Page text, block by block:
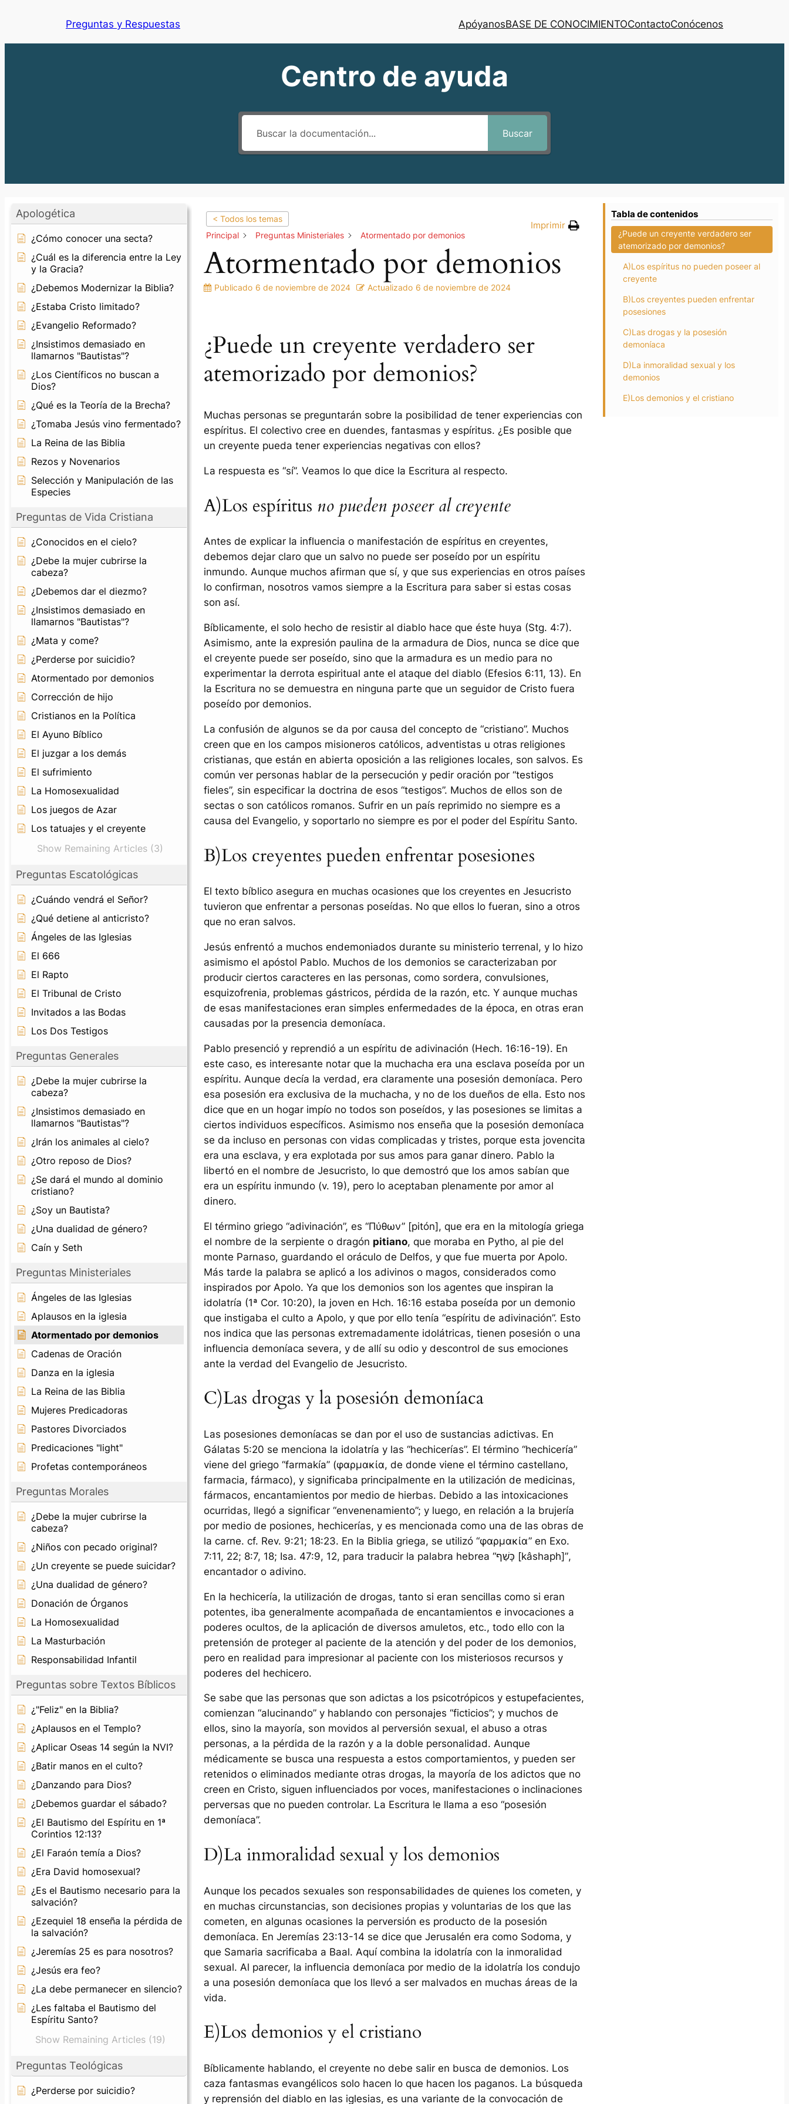
Preguntas y Respuestas ApóyanosBASE DE CONOCIMIENTOContactoConócenos
Centro de ayuda
Buscar
Apologética
¿Cómo conocer una secta?
¿Cuál es la diferencia entre la Ley
y la Gracia?
¿Debemos Modernizar la Biblia?
¿Estaba Cristo limitado?
¿Evangelio Reformado?
¿Insistimos demasiado en
llamarnos "Bautistas"?
¿Los Científicos no buscan a
Dios?
¿Qué es la Teoría de la Brecha?
¿Tomaba Jesús vino fermentado?
La Reina de las Biblia
Rezos y Novenarios
Selección y Manipulación de las
Especies
Preguntas de Vida Cristiana
¿Conocidos en el cielo?
¿Debe la mujer cubrirse la
cabeza?
¿Debemos dar el diezmo?
¿Insistimos demasiado en
llamarnos "Bautistas"?
¿Mata y come?
¿Perderse por suicidio?
Atormentado por demonios
Corrección de hijo
Cristianos en la Política
El Ayuno Bíblico
El juzgar a los demás
El sufrimiento
La Homosexualidad
Los juegos de Azar
Los tatuajes y el creyente
Show Remaining Articles (3)
Preguntas Escatológicas
¿Cuándo vendrá el Señor?
¿Qué detiene al anticristo?
Ángeles de las Iglesias
El 666
El Rapto
El Tribunal de Cristo
Invitados a las Bodas
Los Dos Testigos
Preguntas Generales
¿Debe la mujer cubrirse la
cabeza?
¿Insistimos demasiado en
llamarnos "Bautistas"?
¿Irán los animales al cielo?
¿Otro reposo de Dios?
¿Se dará el mundo al dominio
cristiano?
¿Soy un Bautista?
¿Una dualidad de género?
Caín y Seth
Preguntas Ministeriales
Ángeles de las Iglesias
Aplausos en la iglesia
Atormentado por demonios
Cadenas de Oración
Danza en la iglesia
La Reina de las Biblia
Mujeres Predicadoras
Pastores Divorciados
Predicaciones "light"
Profetas contemporáneos
Preguntas Morales
¿Debe la mujer cubrirse la
cabeza?
¿Niños con pecado original?
¿Un creyente se puede suicidar?
¿Una dualidad de género?
Donación de Órganos
La Homosexualidad
La Masturbación
Responsabilidad Infantil
Preguntas sobre Textos Bíblicos
¿"Feliz" en la Biblia?
¿Aplausos en el Templo?
¿Aplicar Oseas 14 según la NVI?
¿Batir manos en el culto?
¿Danzando para Dios?
¿Debemos guardar el sábado?
¿El Bautismo del Espíritu en 1ª
Corintios 12:13?
¿El Faraón temía a Dios?
¿Era David homosexual?
¿Es el Bautismo necesario para la
salvación?
¿Ezequiel 18 enseña la pérdida de
la salvación?
¿Jeremías 25 es para nosotros?
¿Jesús era feo?
¿La debe permanecer en silencio?
¿Les faltaba el Bautismo del
Espíritu Santo?
Show Remaining Articles (19)
Preguntas Teológicas
¿Perderse por suicidio?
< Todos los temas
Principal
Preguntas Ministeriales Atormentado por demonios
Imprimir
Atormentado por demonios
Publicado 6 de noviembre de 2024 Actualizado 6 de noviembre de 2024
¿Puede un creyente verdadero ser
atemorizado por demonios?
Muchas personas se preguntarán sobre la posibilidad de tener experiencias con
espíritus. El colectivo cree en duendes, fantasmas y espíritus. ¿Es posible que
un creyente pueda tener experiencias negativas con ellos?
La respuesta es “sí”. Veamos lo que dice la Escritura al respecto.
A)Los espíritus no pueden poseer al creyente
Antes de explicar la influencia o manifestación de espíritus en creyentes,
debemos dejar claro que un salvo no puede ser poseído por un espíritu
inmundo. Aunque muchos afirman que sí, y que sus experiencias en otros países
lo confirman, nosotros vamos siempre a la Escritura para saber si estas cosas
son así.
Bíblicamente, el solo hecho de resistir al diablo hace que éste huya (Stg. 4:7).
Asimismo, ante la expresión paulina de la armadura de Dios, nunca se dice que
el creyente puede ser poseído, sino que la armadura es un medio para no
experimentar la derrota espiritual ante el ataque del diablo (Efesios 6:11, 13). En
la Escritura no se demuestra en ninguna parte que un seguidor de Cristo fuera
poseído por demonios.
La confusión de algunos se da por causa del concepto de “cristiano”. Muchos
creen que en los campos misioneros católicos, adventistas u otras religiones
cristianas, que están en abierta oposición a las religiones locales, son salvos. Es
común ver personas hablar de la persecución y pedir oración por “testigos
fieles”, sin especificar la doctrina de esos “testigos”. Muchos de ellos son de
sectas o son católicos romanos. Sufrir en un país reprimido no siempre es a
causa del Evangelio, y soportarlo no siempre es por el poder del Espíritu Santo.
B)Los creyentes pueden enfrentar posesiones
El texto bíblico asegura en muchas ocasiones que los creyentes en Jesucristo
tuvieron que enfrentar a personas poseídas. No que ellos lo fueran, sino a otros
que no eran salvos.
Jesús enfrentó a muchos endemoniados durante su ministerio terrenal, y lo hizo
asimismo el apóstol Pablo. Muchos de los demonios se caracterizaban por
producir ciertos caracteres en las personas, como sordera, convulsiones,
esquizofrenia, problemas gástricos, pérdida de la razón, etc. Y aunque muchas
de esas manifestaciones eran simples enfermedades de la época, en otras eran
causadas por la presencia demoníaca.
Pablo presenció y reprendió a un espíritu de adivinación (Hech. 16:16-19). En
este caso, es interesante notar que la muchacha era una esclava poseída por un
espíritu. Aunque decía la verdad, era claramente una posesión demoníaca. Pero
esa posesión era exclusiva de la muchacha, y no de los dueños de ella. Esto nos
dice que en un hogar impío no todos son poseídos, y las posesiones se limitas a
ciertos individuos específicos. Asimismo nos enseña que la posesión demoníaca
se da incluso en personas con vidas complicadas y tristes, porque esta jovencita
era una esclava, y era explotada por sus amos para ganar dinero. Pablo la
libertó en el nombre de Jesucristo, lo que demostró que los amos sabían que
era un espíritu inmundo (v. 19), pero lo aceptaban plenamente por amor al
dinero.
El término griego “adivinación”, es “Πύθων” [pitón], que era en la mitología griega
el nombre de la serpiente o dragón pitiano, que moraba en Pytho, al pie del
monte Parnaso, guardando el oráculo de Delfos, y que fue muerta por Apolo.
Más tarde la palabra se aplicó a los adivinos o magos, considerados como
inspirados por Apolo. Ya que los demonios son los agentes que inspiran la
idolatría (1ª Cor. 10:20), la joven en Hch. 16:16 estaba poseída por un demonio
que instigaba el culto a Apolo, y que por ello tenía “espíritu de adivinación”. Esto
nos indica que las personas extremadamente idolátricas, tienen posesión o una
influencia demoníaca severa, y de allí su odio y descontrol de sus emociones
ante la verdad del Evangelio de Jesucristo.
C)Las drogas y la posesión demoníaca
Las posesiones demoníacas se dan por el uso de sustancias adictivas. En
Gálatas 5:20 se menciona la idolatría y las “hechicerías”. El término “hechicería”
viene del griego “farmakía” (φαρμακία, de donde viene el término castellano,
farmacia, fármaco), y significaba principalmente en la utilización de medicinas,
fármacos, encantamientos por medio de hierbas. Debido a las intoxicaciones
ocurridas, llegó a significar “envenenamiento”; y luego, en relación a la brujería
por medio de posiones, hechicerías, y es mencionada como una de las obras de
la carne. cf. Rev. 9:21; 18:23. En la Biblia griega, se utilizó “φαρμακία” en Exo.
7:11, 22; 8:7, 18; Isa. 47:9, 12, para traducir la palabra hebrea “כָּשַׁף [kâshaph]”,
encantador o adivino.
En la hechicería, la utilización de drogas, tanto si eran sencillas como si eran
potentes, iba generalmente acompañada de encantamientos e invocaciones a
poderes ocultos, de la aplicación de diversos amuletos, etc., todo ello con la
pretensión de proteger al paciente de la atención y del poder de los demonios,
pero en realidad para impresionar al paciente con los misteriosos recursos y
poderes del hechicero.
Se sabe que las personas que son adictas a los psicotrópicos y estupefacientes,
comienzan “alucinando” y hablando con personajes “ficticios”; y muchos de
ellos, sino la mayoría, son movidos al perversión sexual, el abuso a otras
personas, a la pérdida de la razón y a la doble personalidad. Aunque
médicamente se busca una respuesta a estos comportamientos, y pueden ser
retenidos o eliminados mediante otras drogas, la mayoría de los adictos que no
creen en Cristo, siguen influenciados por voces, manifestaciones o inclinaciones
perversas que no pueden controlar. La Escritura le llama a eso “posesión
demoníaca”.
D)La inmoralidad sexual y los demonios
Aunque los pecados sexuales son responsabilidades de quienes los cometen, y
en muchas circunstancias, son decisiones propias y voluntarias de los que las
cometen, en algunas ocasiones la perversión es producto de la posesión
demoníaca. En Jeremías 23:13-14 se dice que Jerusalén era como Sodoma, y
que Samaria sacrificaba a Baal. Aquí combina la idolatría con la inmoralidad
sexual. Al parecer, la influencia demoníaca por medio de la idolatría los condujo
a una posesión demoníaca que los llevó a ser malvados en muchas áreas de la
vida.
E)Los demonios y el cristiano
Bíblicamente hablando, el creyente no debe salir en busca de demonios. Los
caza fantasmas evangélicos solo hacen lo que hacen los paganos. La búsqueda
y reprensión del diablo en las iglesias, es una variante de la convocación de
Tabla de contenidos
¿Puede un creyente verdadero ser
atemorizado por demonios?
A)Los espíritus no pueden poseer al
creyente
B)Los creyentes pueden enfrentar
posesiones
C)Las drogas y la posesión
demoníaca
D)La inmoralidad sexual y los
demonios
E)Los demonios y el cristiano